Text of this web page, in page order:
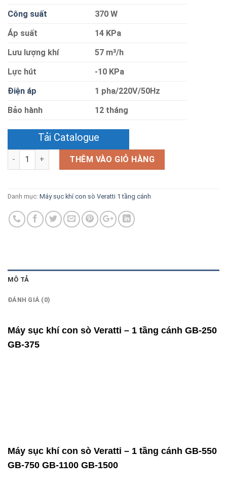
Công suất
370 W
Áp suất
14 KPa
Lưu lượng khí
57 m³/h
Lực hút
-10 KPa
Điện áp
1 pha/220V/50Hz
Bảo hành
12 tháng
Tải Catalogue
Số lượng THÊM VÀO GIỎ HÀNG
Danh mục: Máy sục khí con sò Veratti 1 tầng cánh
MÔ TẢ
ĐÁNH GIÁ (0)
Máy sục khí con sò Veratti – 1 tầng cánh GB-250
GB-375
Máy sục khí con sò Veratti – 1 tầng cánh GB-550
GB-750 GB-1100 GB-1500